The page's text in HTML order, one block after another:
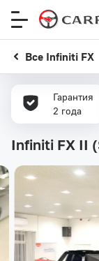
Все Infiniti FX
Гарантия
2 года
Infiniti FX II